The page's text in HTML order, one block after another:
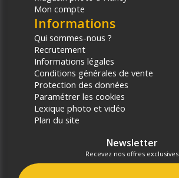
Mon compte
Informations
Qui sommes-nous ?
Recrutement
Informations légales
Conditions générales de vente
Protection des données
Paramétrer les cookies
Lexique photo et vidéo
Plan du site
Newsletter
Recevez nos offres exclusives